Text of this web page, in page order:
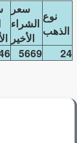
نوع
الذهب
سعر
الشراء
الأخير
24
5669